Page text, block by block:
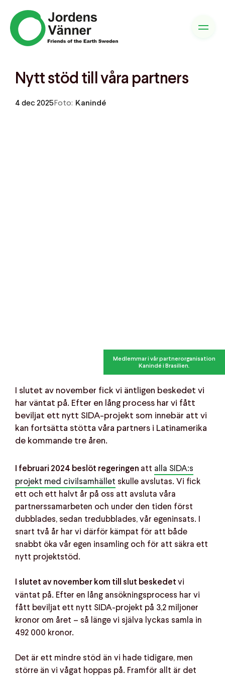
Nytt stöd till våra partners
4 dec 2025 Foto: Kanindé
Medlemmar i vår partnerorganisation
Kanindé i Brasilien.
I slutet av november fick vi äntligen beskedet vi
har väntat på. Efter en lång process har vi fått
beviljat ett nytt SIDA-projekt som innebär att vi
kan fortsätta stötta våra partners i Latinamerika
de kommande tre åren.
I februari 2024 beslöt regeringen att alla SIDA:s
projekt med civilsamhället skulle avslutas. Vi fick
ett och ett halvt år på oss att avsluta våra
partnerssamarbeten och under den tiden först
dubblades, sedan tredubblades, vår egeninsats. I
snart två år har vi därför kämpat för att både
snabbt öka vår egen insamling och för att säkra ett
nytt projektstöd.
I slutet av november kom till slut beskedet vi
väntat på. Efter en lång ansökningsprocess har vi
fått beviljat ett nytt SIDA-projekt på 3,2 miljoner
kronor om året – så länge vi själva lyckas samla in
492 000 kronor.
Det är ett mindre stöd än vi hade tidigare, men
större än vi vågat hoppas på. Framför allt är det